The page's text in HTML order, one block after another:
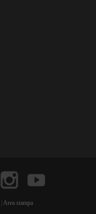
Area stampa